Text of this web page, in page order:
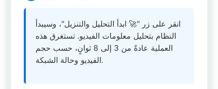
انقر على زر "🚀 ابدأ التحليل والتنزيل"، وسيبدأ
النظام بتحليل معلومات الفيديو. تستغرق هذه
العملية عادةً من 3 إلى 8 ثوانٍ، حسب حجم
الفيديو وحالة الشبكة.